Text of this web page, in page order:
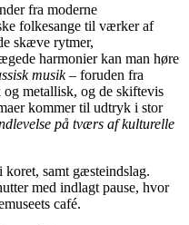
fra moderne
folkesange til værker af
skæve rytmer,
harmonier kan man høre
musik– foruden fra
metallisk, og de skiftevis
kommer til udtryk i stor
på tværs af kulturelle
koret, samt gæsteindslag.
med indlagt pause, hvor
café.